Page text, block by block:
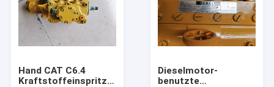
Hand CAT C6.4
Kraftstoffeinspritzdüse-
Dieselmotor-
benutzte